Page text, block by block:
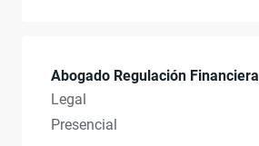
Abogado Regulación Financiera
Legal
Presencial